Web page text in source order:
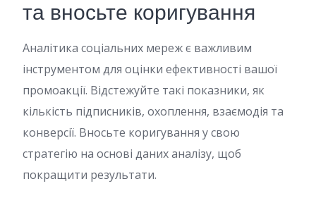
та вносьте коригування
Аналітика соціальних мереж є важливим
інструментом для оцінки ефективності вашої
промоакції. Відстежуйте такі показники, як
кількість підписників, охоплення, взаємодія та
конверсії. Вносьте коригування у свою
стратегію на основі даних аналізу, щоб
покращити результати.